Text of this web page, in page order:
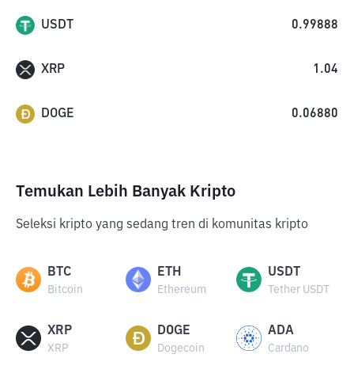
USDT 0.99888
XRP 1.04
DOGE 0.06880
Temukan Lebih Banyak Kripto
Seleksi kripto yang sedang tren di komunitas kripto
BTC
Bitcoin
ETH
Ethereum
USDT
Tether USDT
XRP
XRP
DOGE
Dogecoin
ADA
Cardano